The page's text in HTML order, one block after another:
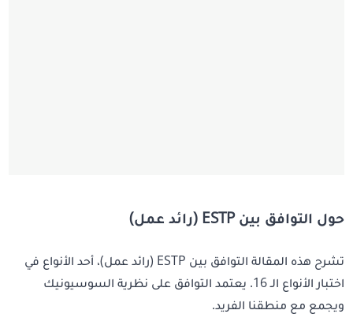
حول التوافق بين ESTP (رائد عمل)
تشرح هذه المقالة التوافق بين ESTP (رائد عمل)، أحد الأنواع في
اختبار الأنواع الـ 16. يعتمد التوافق على نظرية السوسيونيك
ويجمع مع منطقنا الفريد.